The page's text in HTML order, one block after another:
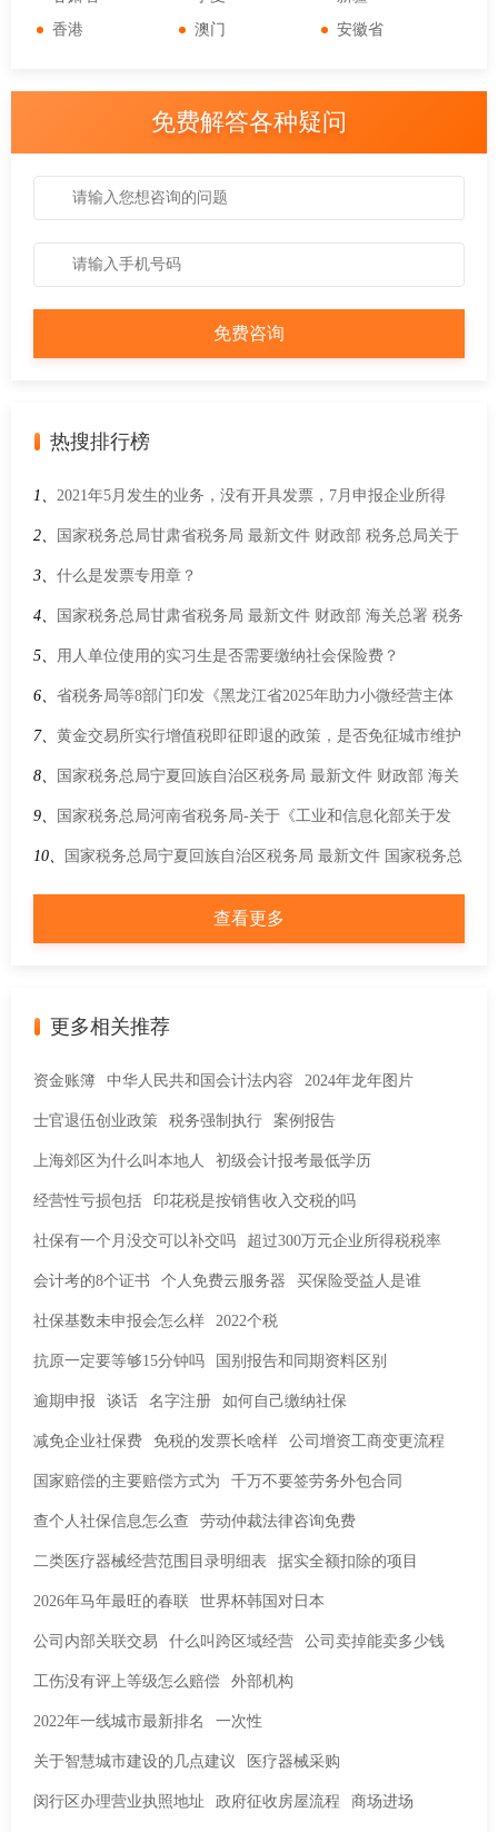
香港
澳门 安徽省
免费解答各种疑问
热搜排行榜
1、 2021年5月发生的业务，没有开具发票，7月申报企业所得
税，这项支出可以扣除吗？汇算清缴前取得发票可以税前扣除
吗？
2、 国家税务总局甘肃省税务局 最新文件 财政部 税务总局关于
调整平潭综合实验区有关增值税和消费税退税货物范围的通知
3、 什么是发票专用章？
4、 国家税务总局甘肃省税务局 最新文件 财政部 海关总署 税务
总局关于调整风力发电等增值税政策的公告
5、 用人单位使用的实习生是否需要缴纳社会保险费？
6、 省税务局等8部门印发《黑龙江省2025年助力小微经营主体
发展“春雨润苗”专项行动工作任务》的通知
7、 黄金交易所实行增值税即征即退的政策，是否免征城市维护
建设税、教育费附加？
8、 国家税务总局宁夏回族自治区税务局 最新文件 财政部 海关
总署 税务总局关于“十五五”期间能源资源勘探开发利用进口税
收优惠政策的通知
9、 国家税务总局河南省税务局-关于《工业和信息化部关于发
布〈免征车辆购置税的设有固定装置的非运输专用作业车辆目
录〉（第十九批）的公告》的解读
10、 国家税务总局宁夏回族自治区税务局 最新文件 国家税务总
局关于电子烟消费税征收管理有关事项的公告
查看更多
更多相关推荐
资金账簿 中华人民共和国会计法内容 2024年龙年图片
士官退伍创业政策 税务强制执行 案例报告
上海郊区为什么叫本地人 初级会计报考最低学历
经营性亏损包括 印花税是按销售收入交税的吗
社保有一个月没交可以补交吗 超过300万元企业所得税税率
会计考的8个证书 个人免费云服务器 买保险受益人是谁
社保基数未申报会怎么样 2022个税
抗原一定要等够15分钟吗 国别报告和同期资料区别
逾期申报 谈话 名字注册 如何自己缴纳社保
减免企业社保费 免税的发票长啥样 公司增资工商变更流程
国家赔偿的主要赔偿方式为 千万不要签劳务外包合同
查个人社保信息怎么查 劳动仲裁法律咨询免费
二类医疗器械经营范围目录明细表 据实全额扣除的项目
2026年马年最旺的春联 世界杯韩国对日本
公司内部关联交易 什么叫跨区域经营 公司卖掉能卖多少钱
工伤没有评上等级怎么赔偿 外部机构
2022年一线城市最新排名 一次性
关于智慧城市建设的几点建议 医疗器械采购
闵行区办理营业执照地址 政府征收房屋流程 商场进场